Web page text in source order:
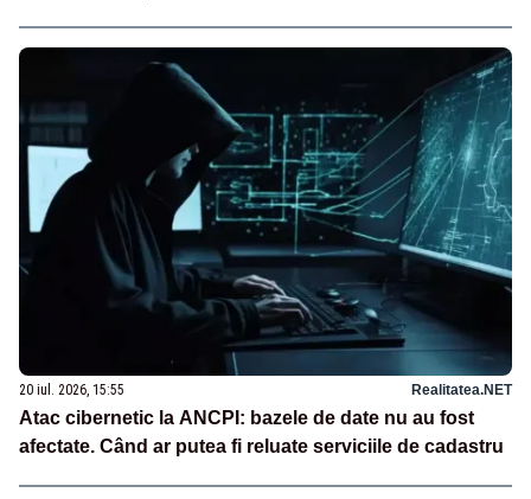
20 iul. 2026, 15:55 Realitatea.NET
Atac cibernetic la ANCPI: bazele de date nu au fost
afectate. Când ar putea fi reluate serviciile de cadastru